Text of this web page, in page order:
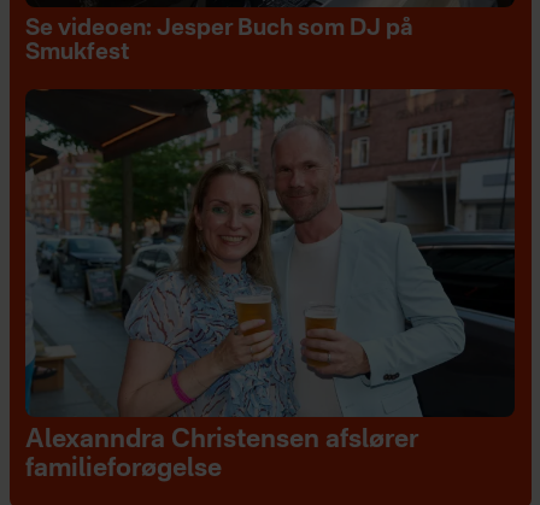
Se videoen: Jesper Buch som DJ på
Smukfest
Alexanndra Christensen afslører
familieforøgelse